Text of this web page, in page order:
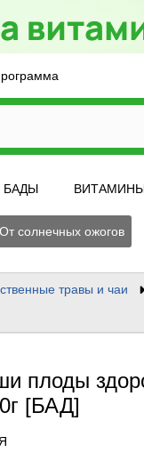
БАДЫ
От солнечных ожогов
травы и чаи
плоды
[БАД]